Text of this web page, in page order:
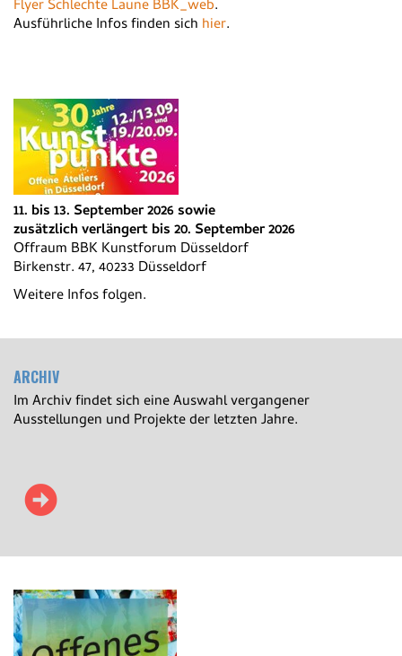
Flyer Schlechte Laune BBK_web.
Ausführliche Infos finden sich hier.
11. bis 13. September 2026 sowie
zusätzlich verlängert bis 20. September 2026
Offraum BBK Kunstforum Düsseldorf
Birkenstr. 47, 40233 Düsseldorf
Weitere Infos folgen.
ARCHIV
Im Archiv findet sich eine Auswahl vergangener
Ausstellungen und Projekte der letzten Jahre.